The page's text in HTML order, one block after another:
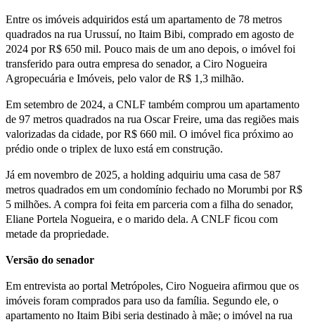
Entre os imóveis adquiridos está um apartamento de 78 metros
quadrados na rua Urussuí, no Itaim Bibi, comprado em agosto de
2024 por R$ 650 mil. Pouco mais de um ano depois, o imóvel foi
transferido para outra empresa do senador, a Ciro Nogueira
Agropecuária e Imóveis, pelo valor de R$ 1,3 milhão.
Em setembro de 2024, a CNLF também comprou um apartamento
de 97 metros quadrados na rua Oscar Freire, uma das regiões mais
valorizadas da cidade, por R$ 660 mil. O imóvel fica próximo ao
prédio onde o triplex de luxo está em construção.
Já em novembro de 2025, a holding adquiriu uma casa de 587
metros quadrados em um condomínio fechado no Morumbi por R$
5 milhões. A compra foi feita em parceria com a filha do senador,
Eliane Portela Nogueira, e o marido dela. A CNLF ficou com
metade da propriedade.
Versão do senador
Em entrevista ao portal Metrópoles, Ciro Nogueira afirmou que os
imóveis foram comprados para uso da família. Segundo ele, o
apartamento no Itaim Bibi seria destinado à mãe; o imóvel na rua